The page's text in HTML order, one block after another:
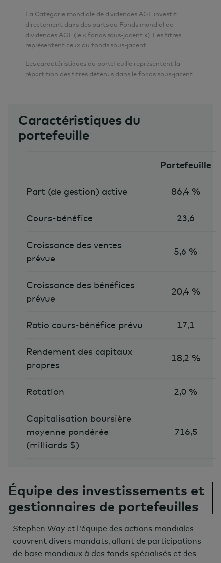
La Catégorie mondiale de dividendes AGF investit
directement dans des parts du Fonds mondial de
dividendes AGF (le « fonds sous-jacent »). Les titres
représentent ceux du fonds sous-jacent.
Les caractéristiques du portefeuille représentent la
répartition des titres détenus dans le fonds sous-jacent.
Caractéristiques du
portefeuille
Portefeuille
Part (de gestion) active 86,4 %
Cours-bénéfice 23,6
Croissance des ventes
prévue
5,6 %
Croissance des bénéfices
prévue
20,4 %
Ratio cours-bénéfice prévu 17,1
Rendement des capitaux
propres
18,2 %
Rotation 2,0 %
Capitalisation boursière
moyenne pondérée
(milliards $)
716,5
Équipe des investissements et
gestionnaires de portefeuilles
Stephen Way et l'équipe des actions mondiales
couvrent divers mandats, allant de participations
de base mondiaux à des fonds spécialisés et des